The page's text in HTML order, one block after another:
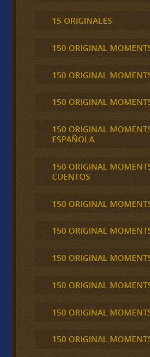
15 ORIGINALES
150 ORIGINAL
150 ORIGINAL
150 ORIGINAL
150 ORIGINAL
ESPAÑOLA
150 ORIGINAL
CUENTOS
150 ORIGINAL
150 ORIGINAL
150 ORIGINAL
150 ORIGINAL
150 ORIGINAL
150 ORIGINAL